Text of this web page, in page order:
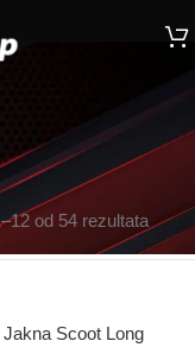
od 54 rezultata
Scoot Long